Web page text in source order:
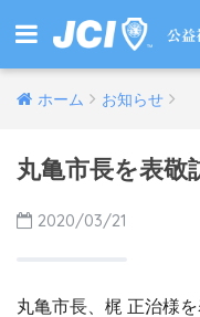
ホーム お知らせ
丸亀市長を表敬
2020/03/21
丸亀市長、梶 正治様